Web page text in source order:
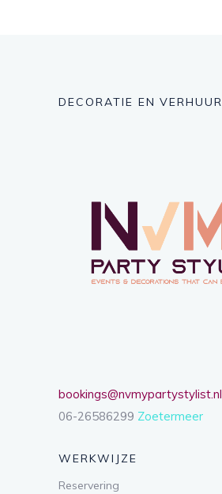
DECORATIE EN VERHUUR
bookings@nvmypartystylist.nl
06-26586299 Zoetermeer
WERKWIJZE
Reservering